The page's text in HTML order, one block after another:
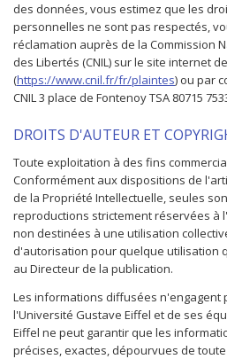
des données, vous estimez que les
personnelles ne sont pas respectés,
réclamation auprès de la Commission
des Libertés (CNIL) sur le site internet
(https://www.cnil.fr/fr/plaintes) ou par
CNIL 3 place de Fontenoy TSA 80715
DROITS D'AUTEUR ET
Toute exploitation à des fins
Conformément aux dispositions de
de la Propriété Intellectuelle, seules
reproductions strictement réservées à
non destinées à une utilisation
d'autorisation pour quelque utilisation
au Directeur de la publication.
Les informations diffusées n'engagent
l'Université Gustave Eiffel et de ses
Eiffel ne peut garantir que les
précises, exactes, dépourvues de